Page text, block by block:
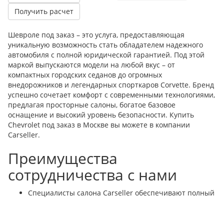
Получить расчет
Шевроле под заказ – это услуга, предоставляющая
уникальную возможность стать обладателем надежного
автомобиля с полной юридической гарантией. Под этой
маркой выпускаются модели на любой вкус – от
компактных городских седанов до огромных
внедорожников и легендарных спорткаров Corvette. Бренд
успешно сочетает комфорт с современными технологиями,
предлагая просторные салоны, богатое базовое
оснащение и высокий уровень безопасности. Купить
Chevrolet под заказ в Москве вы можете в компании
Carseller.
Преимущества
сотрудничества с нами
Специалисты салона Carseller обеспечивают полный